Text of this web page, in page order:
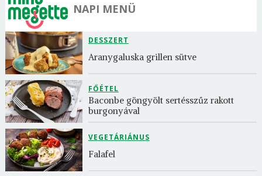
NAPI MENÜ
DESSZERT
Aranygaluska grillen sütve
FŐÉTEL
Baconbe göngyölt sertésszűz rakott
burgonyával
VEGETÁRIÁNUS
Falafel